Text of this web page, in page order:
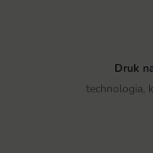
Druk
technologia,